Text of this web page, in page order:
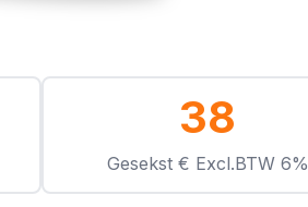
38
Gesekst € Excl.BTW 6%